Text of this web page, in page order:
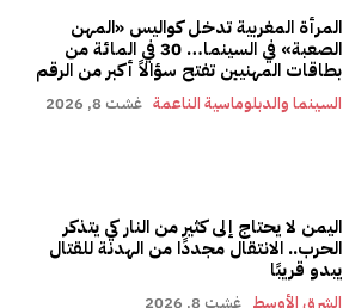
المرأة المغربية تدخل كواليس «المهن
الصعبة» في السينما… 30 في المائة من
بطاقات المهنيين تفتح سؤالاً أكبر من الرقم
السينما والدبلوماسية الناعمة غشت 8, 2026
اليمن لا يحتاج إلى كثير من النار كي يتذكر
الحرب.. الانتقال مجددًا من الهدنة للقتال
يبدو قريبًا
الشرق الأوسط غشت 8, 2026